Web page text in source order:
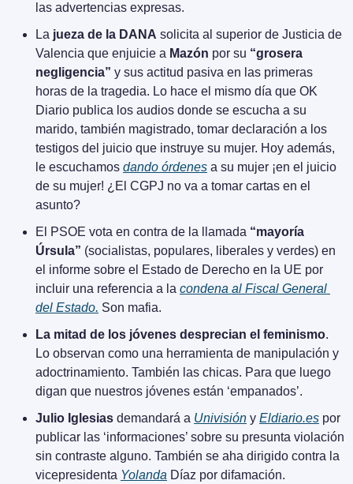
las advertencias expresas.
La jueza de la DANA solicita al superior de Justicia de
Valencia que enjuicie a Mazón por su “grosera
negligencia” y sus actitud pasiva en las primeras
horas de la tragedia. Lo hace el mismo día que OK
Diario publica los audios donde se escucha a su
marido, también magistrado, tomar declaración a los
testigos del juicio que instruye su mujer. Hoy además,
le escuchamos dando órdenes a su mujer ¡en el juicio
de su mujer! ¿El CGPJ no va a tomar cartas en el
asunto?
El PSOE vota en contra de la llamada “mayoría
Úrsula” (socialistas, populares, liberales y verdes) en
el informe sobre el Estado de Derecho en la UE por
incluir una referencia a la condena al Fiscal General
del Estado. Son mafia.
La mitad de los jóvenes desprecian el feminismo.
Lo observan como una herramienta de manipulación y
adoctrinamiento. También las chicas. Para que luego
digan que nuestros jóvenes están ‘empanados’.
Julio Iglesias demandará a Univisión y Eldiario.es por
publicar las ‘informaciones’ sobre su presunta violación
sin contraste alguno. También se aha dirigido contra la
vicepresidenta Yolanda Díaz por difamación.